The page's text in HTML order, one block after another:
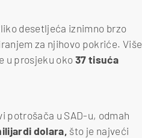
desetljeća iznimno brzo
za njihovo pokriće. Više
u prosjeku oko 37 tisuća
potrošača u SAD-u, odmah
dolara, što je najveći